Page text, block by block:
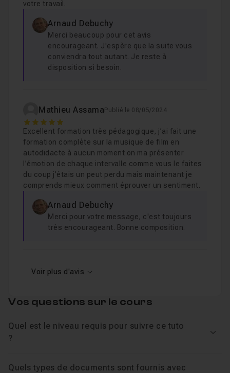
votre travail.
Arnaud Debuchy
Merci beaucoup pour cet avis
encourageant. J'espère que la suite vous
conviendra tout autant. Je reste à
disposition si besoin.
Mathieu Assama Publié le 08/05/2024
5
Excellent formation très pédagogique, j’ai fait une
formation complète sur la musique de film en
autodidacte à aucun moment on ma présenter
l’émotion de chaque intervalle comme vous le faites
du coup j’étais un peut perdu mais maintenant je
comprends mieux comment éprouver un sentiment.
Arnaud Debuchy
Merci pour votre message, c'est toujours
très encourageant. Bonne composition.
Voir plus d'avis
Vos questions sur le cours
Quel est le niveau requis pour suivre ce tuto
?
Quels types de documents sont fournis avec